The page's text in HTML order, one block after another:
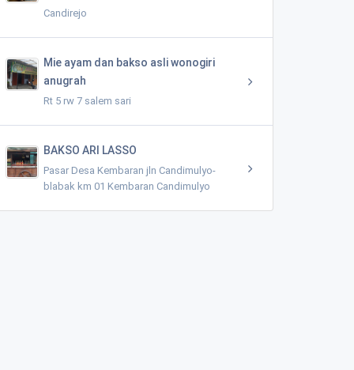
Candirejo
Mie ayam dan bakso asli wonogiri
anugrah
Rt 5 rw 7 salem sari
BAKSO ARI LASSO
Pasar Desa Kembaran jln Candimulyo-
blabak km 01 Kembaran Candimulyo